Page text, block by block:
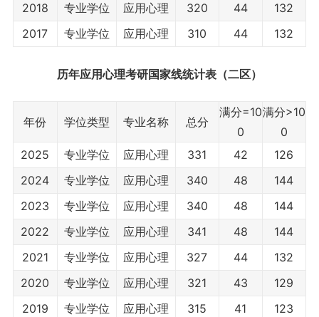
2018
专业学位 应用心理 320 44
132
2017
专业学位 应用心理 310 44 132
历年应用心理考研国家线统计表（二区）
年份 学位类型 专业名称 总分
满分=10
0
满分>10
0
2025
专业学位 应用心理 331 42
126
2024
专业学位 应用心理 340 48
144
2023
专业学位 应用心理 340 48
144
2022
专业学位 应用心理 341 48
144
2021
专业学位 应用心理 327 44
132
2020
专业学位 应用心理 321 43
129
2019
专业学位 应用心理 315 41
123